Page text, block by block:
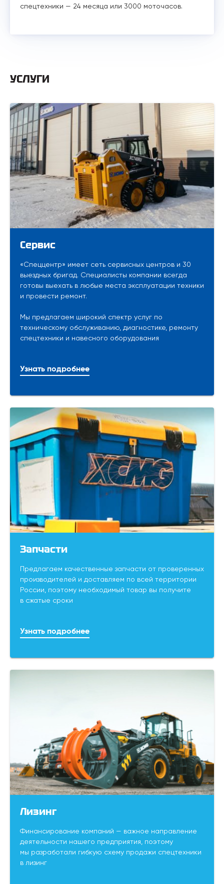
спецтехники — 24 месяца или 3000 моточасов.
УСЛУГИ
Сервис
«Спеццентр» имеет сеть сервисных центров и 30
выездных бригад. Специалисты компании всегда
готовы выехать в любые места эксплуатации техники
и провести ремонт.
Мы предлагаем широкий спектр услуг по
техническому обслуживанию, диагностике, ремонту
спецтехники и навесного оборудования
Узнать подробнее
Запчасти
Предлагаем качественные запчасти от проверенных
производителей и доставляем по всей территории
России, поэтому необходимый товар вы получите
в сжатые сроки
Узнать подробнее
Лизинг
Финансирование компаний — важное направление
деятельности нашего предприятия, поэтому
мы разработали гибкую схему продажи спецтехники
в лизинг